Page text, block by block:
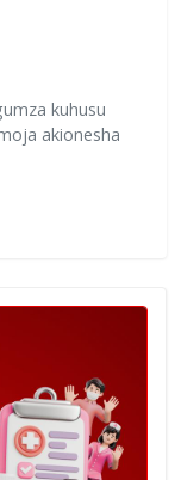
kuhusu
akionesha